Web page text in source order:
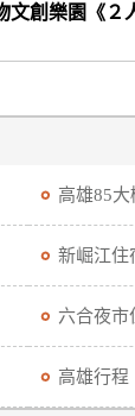
文創樂園《２
高雄85大
新崛江住
六合夜市
高雄行程